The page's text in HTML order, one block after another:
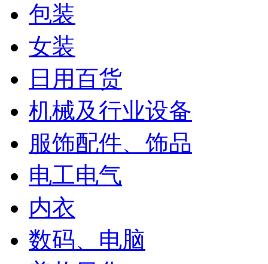
包装
女装
日用百货
机械及行业设备
服饰配件、饰品
电工电气
内衣
数码、电脑